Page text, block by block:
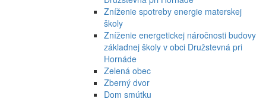
Zníženie spotreby energie materskej
školy
Zníženie energetickej náročnosti budovy
základnej školy v obci Družstevná pri
Hornáde
Zelená obec
Zberný dvor
Dom smútku